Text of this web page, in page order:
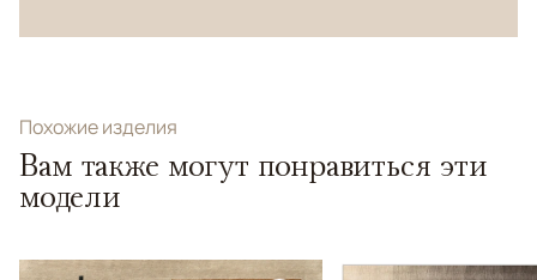
Похожие изделия
Вам также могут понравиться эти
модели